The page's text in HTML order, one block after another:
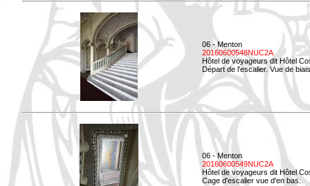
06 - Menton
20160600548NUC2A
Hôtel de voyageurs dit Hôtel
Départ de l'escalier. Vue de
06 - Menton
20160600549NUC2A
Hôtel de voyageurs dit Hôtel
Cage d'escalier vue d'en bas.